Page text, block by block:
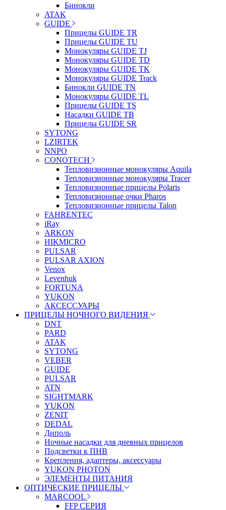
Бинокли
ATAK
GUIDE
Прицелы GUIDE TR
Прицелы GUIDE TU
Монокуляры GUIDE TJ
Монокуляры GUIDE TD
Монокуляры GUIDE TK
Монокуляры GUIDE Track
Бинокли GUIDE TN
Монокуляры GUIDE TL
Прицелы GUIDE TS
Насадки GUIDE TB
Прицелы GUIDE SR
SYTONG
LZIRTEK
NNPO
CONOTECH
Тепловизионные монокуляры Aquila
Тепловизионные монокуляры Tracer
Тепловизионные прицелы Polaris
Тепловизионные очки Pharos
Тепловизионные прицелы Talon
FAHRENTEC
iRay
ARKON
HIKMICRO
PULSAR
PULSAR AXION
Venox
Levenhuk
FORTUNA
YUKON
АКСЕССУАРЫ
ПРИЦЕЛЫ НОЧНОГО ВИДЕНИЯ
DNT
PARD
ATAK
SYTONG
VEBER
GUIDE
PULSAR
ATN
SIGHTMARK
YUKON
ZENIT
DEDAL
Диполь
Ночные насадки для дневных прицелов
Подсветки к ПНВ
Крепления, адаптеры, аксессуары
YUKON PHOTON
ЭЛЕМЕНТЫ ПИТАНИЯ
ОПТИЧЕСКИЕ ПРИЦЕЛЫ
MARCOOL
FFP СЕРИЯ